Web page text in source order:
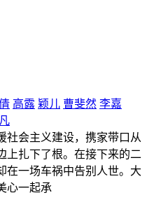
高露 颖儿 曹斐然 李嘉
会主义建设，携家带口从
上扎下了根。在接下来的二
在一场车祸中告别人世。大
心一起承